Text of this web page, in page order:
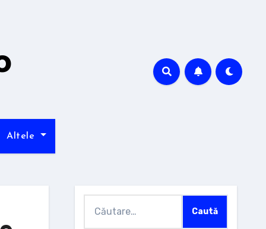
Altele
după: